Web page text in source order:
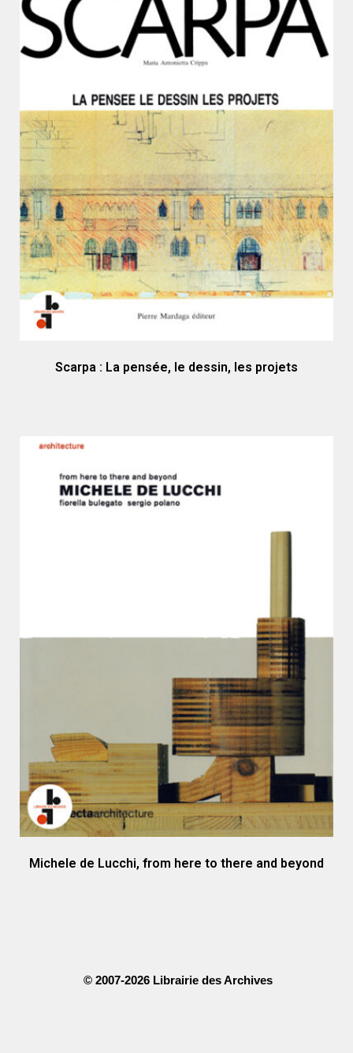
Scarpa : La pensée, le dessin, les projets
Michele de Lucchi, from here to there and beyond
© 2007-2026 Librairie des Archives